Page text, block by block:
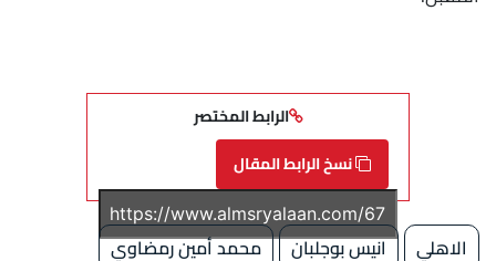
الرابط المختصر
نسخ الرابط المقال
الاهلي انيس بوجلبان محمد أمين رمضاوي